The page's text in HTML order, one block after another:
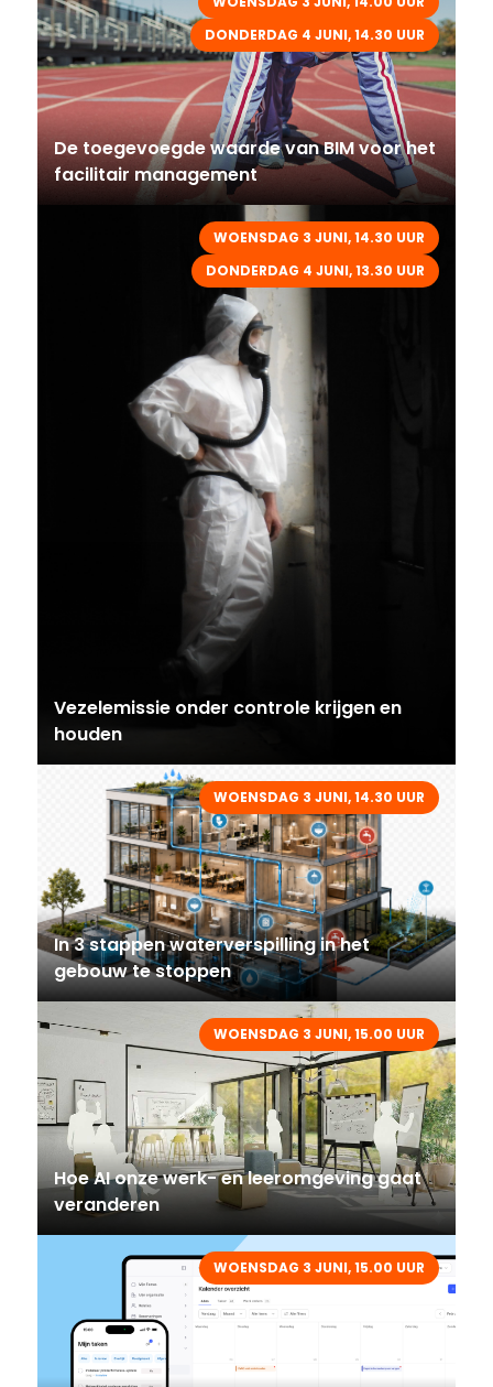
DONDERDAG 4 JUNI, 14.30 UUR
De toegevoegde waarde van BIM voor het
facilitair management
WOENSDAG 3 JUNI, 14.30 UUR
DONDERDAG 4 JUNI, 13.30 UUR
Vezelemissie onder controle krijgen en
houden
WOENSDAG 3 JUNI, 14.30 UUR
In 3 stappen waterverspilling in het
gebouw te stoppen
WOENSDAG 3 JUNI, 15.00 UUR
Hoe AI onze werk- en leeromgeving gaat
veranderen
WOENSDAG 3 JUNI, 15.00 UUR